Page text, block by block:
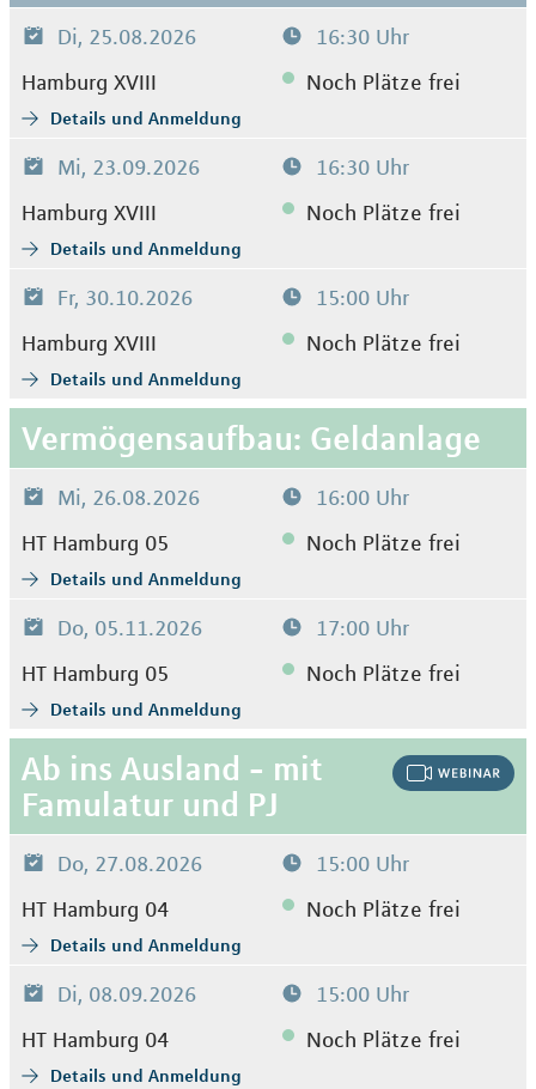
Di, 25.08.2026
16:30 Uhr
Hamburg XVIII
Noch Plätze frei
Details und Anmeldung
Mi, 23.09.2026
16:30 Uhr
Hamburg XVIII
Noch Plätze frei
Details und Anmeldung
Fr, 30.10.2026
15:00 Uhr
Hamburg XVIII
Noch Plätze frei
Details und Anmeldung
Vermögensaufbau: Geldanlage
Mi, 26.08.2026
16:00 Uhr
HT Hamburg 05
Noch Plätze frei
Details und Anmeldung
Do, 05.11.2026
17:00 Uhr
HT Hamburg 05
Noch Plätze frei
Details und Anmeldung
Ab ins Ausland - mit
Famulatur und PJ
Do, 27.08.2026
15:00 Uhr
HT Hamburg 04
Noch Plätze frei
Details und Anmeldung
Di, 08.09.2026
15:00 Uhr
HT Hamburg 04
Noch Plätze frei
Details und Anmeldung